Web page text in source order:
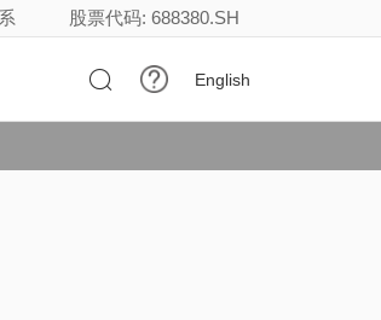
股票代码: 688380.SH
 English